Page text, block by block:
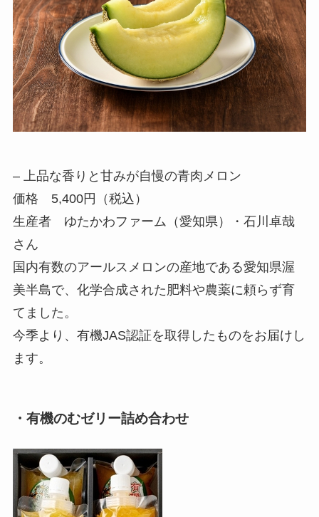
– 上品な香りと甘みが自慢の青肉メロン
価格 5,400円（税込）
生産者 ゆたかわファーム（愛知県）・石川卓哉
さん
国内有数のアールスメロンの産地である愛知県渥
美半島で、化学合成された肥料や農薬に頼らず育
てました。
今季より、有機JAS認証を取得したものをお届けし
ます。
・有機のむゼリー詰め合わせ